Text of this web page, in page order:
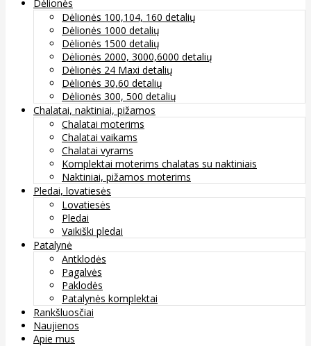
Dėlionės
Dėlionės 100,104, 160 detalių
Dėlionės 1000 detalių
Dėlionės 1500 detalių
Dėlionės 2000, 3000,6000 detalių
Dėlionės 24 Maxi detalių
Dėlionės 30,60 detalių
Dėlionės 300, 500 detalių
Chalatai, naktiniai, pižamos
Chalatai moterims
Chalatai vaikams
Chalatai vyrams
Komplektai moterims chalatas su naktiniais
Naktiniai, pižamos moterims
Pledai, lovatiesės
Lovatiesės
Pledai
Vaikiški pledai
Patalynė
Antklodės
Pagalvės
Paklodės
Patalynės komplektai
Rankšluosčiai
Naujienos
Apie mus